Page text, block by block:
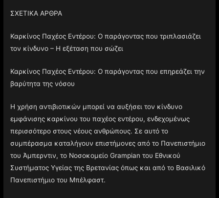
ΣΧΕΤΙΚΑ ΑΡΘΡΑ
Καρκίνος Παχέος Εντέρου: Ο παράγοντας που τριπλασιάζει
τον κίνδυνο – Η εξέταση που σώζει
Καρκίνος Παχέος Εντέρου: Ο παράγοντας που επηρεάζει την
βαρύτητα της νόσου
Η χρήση αντιβιοτικών μπορεί να αυξήσει τον κίνδυνο
εμφάνισης καρκίνου του παχέος εντέρου, ενδεχομένως
περισσότερο στους νέους ανθρώπους. Σε αυτό το
συμπέρασμα καταλήγουν επιστήμονες από το Πανεπιστήμιο
του Άμπερντιν, το Νοσοκομείο Grampian του Εθνικού
Συστήματος Υγείας της Βρετανίας όπως και από το Βασιλικό
Πανεπιστήμιο του Μπέλφαστ.